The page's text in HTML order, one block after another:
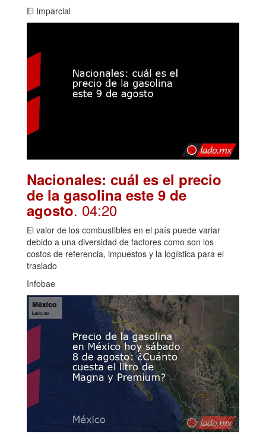
El Imparcial
Nacionales: cuál es el precio
de la gasolina este 9 de
agosto. 04:20
El valor de los combustibles en el país puede variar
debido a una diversidad de factores como son los
costos de referencia, impuestos y la logística para el
traslado
Infobae